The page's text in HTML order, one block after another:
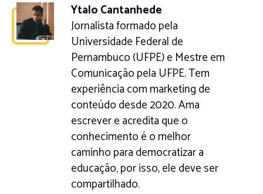
Ytalo Cantanhede
Jornalista formado pela
Universidade Federal de
Pernambuco (UFPE) e Mestre em
Comunicação pela UFPE. Tem
experiência com marketing de
conteúdo desde 2020. Ama
escrever e acredita que o
conhecimento é o melhor
caminho para democratizar a
educação, por isso, ele deve ser
compartilhado.